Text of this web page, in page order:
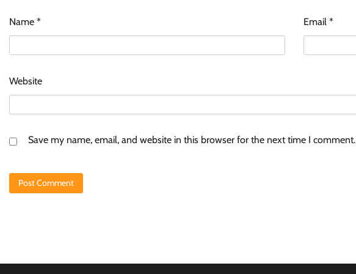
Name * Email*
Website
Save my name, email, and website in this browser for the next time I comment.